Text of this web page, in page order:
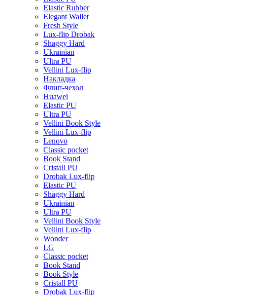
Elastic Rubber
Elegant Wallet
Fresh Style
Lux-flip Drobak
Shaggy Hard
Ukrainian
Ultra PU
Vellini Lux-flip
Накладка
Флип-чехол
Huawei
Elastic PU
Ultra PU
Vellini Book Style
Vellini Lux-flip
Lenovo
Classic pocket
Book Stand
Cristall PU
Drobak Lux-flip
Elastic PU
Shaggy Hard
Ukrainian
Ultra PU
Vellini Book Style
Vellini Lux-flip
Wonder
LG
Classic pocket
Book Stand
Book Style
Cristall PU
Drobak Lux-flip